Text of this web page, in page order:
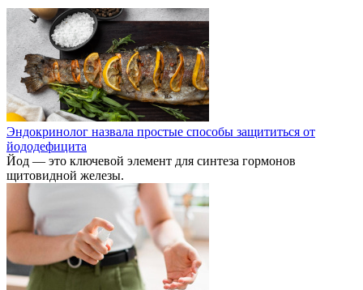
Эндокринолог назвала простые способы защититься от
йододефицита
Йод — это ключевой элемент для синтеза гормонов
щитовидной железы.